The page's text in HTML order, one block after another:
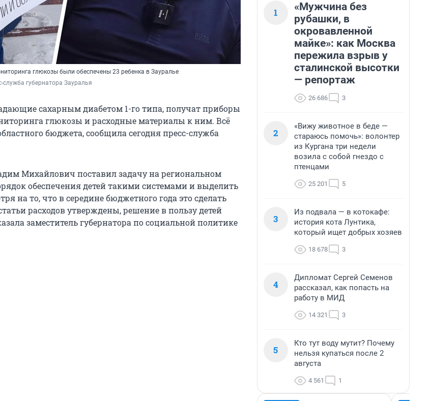
глюкозы были обеспечены 23 ребенка в Зауралье
служба губернатора Зауралья
сахарным диабетом 1-го типа, получат приборы
глюкозы и расходные материалы к ним. Всё
бюджета, сообщила сегодня пресс-служба
Михайлович поставил задачу на региональном
обеспечения детей такими системами и выделить
на то, что в середине бюджетного года это сделать
расходов утверждены, решение в пользу детей
заместитель губернатора по социальной политике
1
«Мужчина без
рубашки, в
окровавленной
майке»: как Москва
пережила взрыв у
сталинской высотки
— репортаж
26 686 3
2
«Вижу животное в беде —
стараюсь помочь»: волонтер
из Кургана три недели
возила с собой гнездо с
птенцами
25 201 5
3
Из подвала — в котокафе:
история кота Лунтика,
который ищет добрых хозяев
18 678 3
4
Дипломат Сергей Семенов
рассказал, как попасть на
работу в МИД
14 321 3
5
Кто тут воду мутит? Почему
нельзя купаться после 2
августа
4 561 1